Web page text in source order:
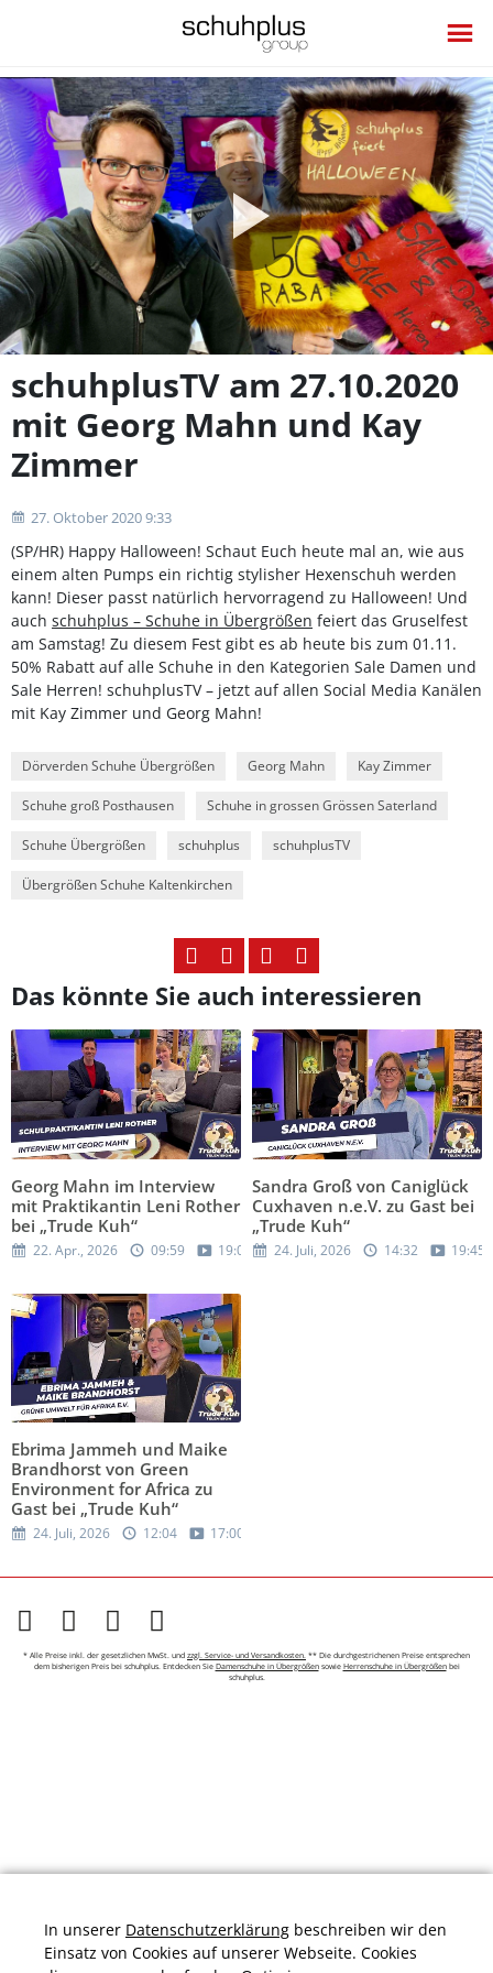
Video
schuhplusTV am 27.10.2020
mit Georg Mahn und Kay
Zimmer
27. Oktober 2020 9:33
(SP/HR) Happy Halloween! Schaut Euch heute mal an, wie aus
einem alten Pumps ein richtig stylisher Hexenschuh werden
kann! Dieser passt natürlich hervorragend zu Halloween! Und
auch schuhplus – Schuhe in Übergrößen feiert das Gruselfest
am Samstag! Zu diesem Fest gibt es ab heute bis zum 01.11.
50% Rabatt auf alle Schuhe in den Kategorien Sale Damen und
Sale Herren! schuhplusTV – jetzt auf allen Social Media Kanälen
mit Kay Zimmer und Georg Mahn!
Dörverden Schuhe Übergrößen Georg Mahn Kay Zimmer
Schuhe groß Posthausen Schuhe in grossen Grössen Saterland
Schuhe Übergrößen schuhplus schuhplusTV
Übergrößen Schuhe Kaltenkirchen
Das könnte Sie auch interessieren
Georg Mahn im Interview
mit Praktikantin Leni Rother
bei „Trude Kuh“
22. Apr., 2026 09:59 19:05
Sandra Groß von Caniglück
Cuxhaven n.e.V. zu Gast bei
„Trude Kuh“
24. Juli, 2026 14:32 19:45
Ebrima Jammeh und Maike
Brandhorst von Green
Environment for Africa zu
Gast bei „Trude Kuh“
24. Juli, 2026 12:04 17:00
* Alle Preise inkl. der gesetzlichen MwSt. und zzgl. Service- und Versandkosten. ** Die durchgestrichenen Preise entsprechen
dem bisherigen Preis bei schuhplus. Entdecken Sie Damenschuhe in Übergrößensowie Herrenschuhe in Übergrößenbei
schuhplus.
In unserer Datenschutzerklärung beschreiben wir den
Einsatz von Cookies auf unserer Webseite. Cookies